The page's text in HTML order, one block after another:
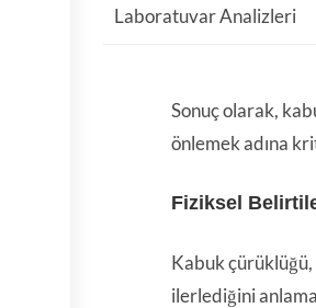
Laboratuvar Analizleri
Sonuç olarak,
önlemek adına
Fiziksel
Kabuk
ilerlediğini